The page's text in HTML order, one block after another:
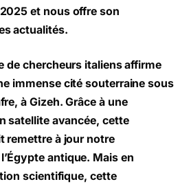
et nous offre son
actualités.
de chercheurs italiens affirme
immense cité souterraine sous
à Gizeh. Grâce à une
satellite avancée, cette
remettre à jour notre
antique. Mais en
scientifique, cette